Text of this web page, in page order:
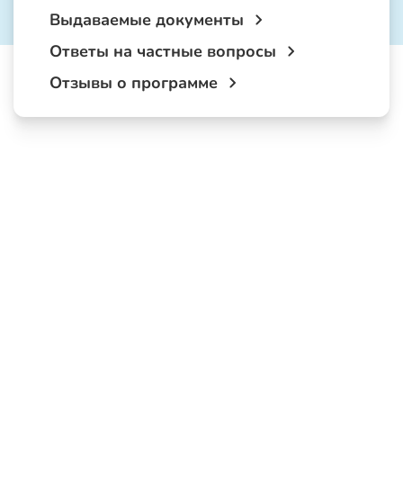
Выдаваемые документы
Ответы на частные вопросы
Отзывы о программе